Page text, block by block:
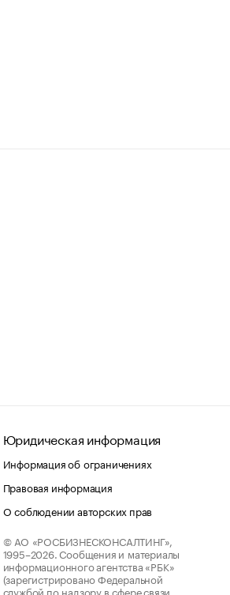
Юридическая информация
Информация об ограничениях
Правовая информация
О соблюдении авторских прав
© АО «РОСБИЗНЕСКОНСАЛТИНГ»,
1995–2026. Сообщения и материалы
информационного агентства «РБК»
(зарегистрировано Федеральной
службой по надзору в сфере связи,